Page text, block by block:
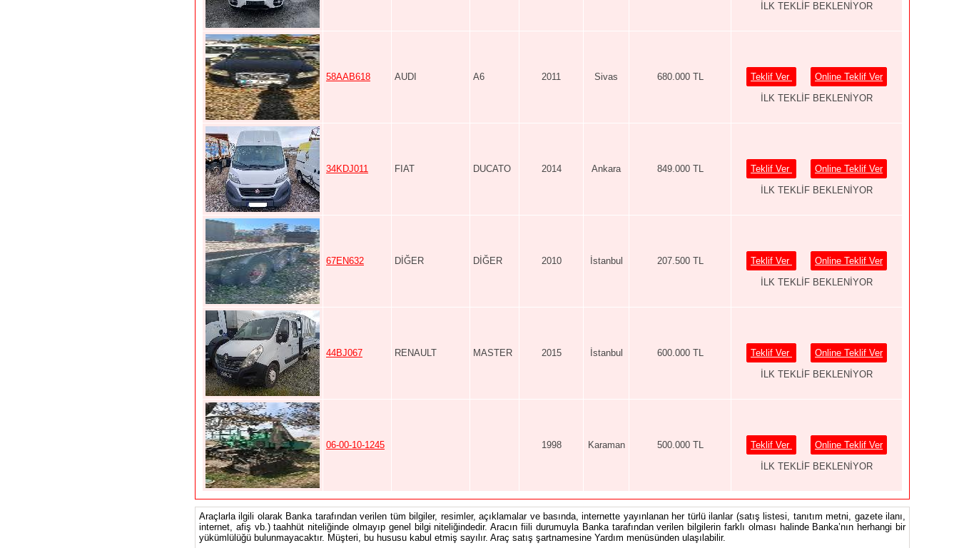
İLK TEKLİF BEKLENİYOR
58AAB618 AUDI A6 2011 Sivas 680.000 TL Teklif Ver
Online Teklif Ver
İLK TEKLİF BEKLENİYOR
34KDJ011 FIAT DUCATO 2014 Ankara 849.000 TL Teklif Ver
Online Teklif Ver
İLK TEKLİF BEKLENİYOR
67EN632 DİĞER DİĞER 2010 İstanbul 207.500 TL Teklif Ver
Online Teklif Ver
İLK TEKLİF BEKLENİYOR
44BJ067 RENAULT MASTER 2015 İstanbul 600.000 TL Teklif Ver
Online Teklif Ver
İLK TEKLİF BEKLENİYOR
06-00-10-1245 1998 Karaman 500.000 TL Teklif Ver
Online Teklif Ver
İLK TEKLİF BEKLENİYOR
Araçlarla ilgili olarak Banka tarafından verilen tüm bilgiler, resimler, açıklamalar ve basında, internette yayınlanan her türlü ilanlar (satış listesi, tanıtım metni, gazete ilanı,
internet, afiş vb.) taahhüt niteliğinde olmayıp genel bilgi niteliğindedir. Aracın fiili durumuyla Banka tarafından verilen bilgilerin farklı olması halinde Banka’nın herhangi bir
yükümlülüğü bulunmayacaktır. Müşteri, bu hususu kabul etmiş sayılır. Araç satış şartnamesine Yardım menüsünden ulaşılabilir.